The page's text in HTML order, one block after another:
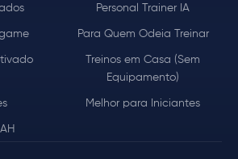
Personal Trainer IA
Para Quem Odeia Treinar
Treinos em Casa (Sem
Equipamento)
Melhor para Iniciantes